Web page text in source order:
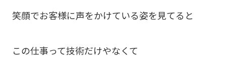
笑顔でお客様に声をかけている姿を見てると
この仕事って技術だけやなくて